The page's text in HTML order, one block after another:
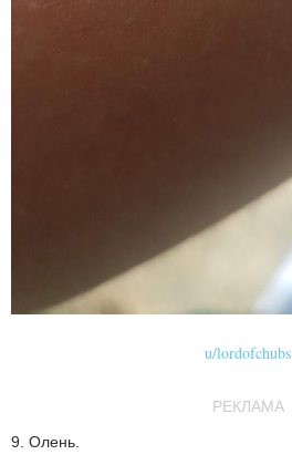
u/lordofchubs
РЕКЛАМА
9. Олень.